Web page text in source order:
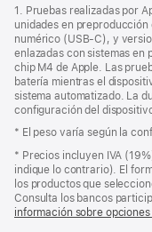
a
pie
de
página
a
pie
de
página
1. Pruebas realizadas por
unidades en
numérico (USB‑C), y
enlazadas con sistemas en
chip M4 de Apple. Las
batería mientras el
sistema automatizado. La
configuración del
* El peso varía según la
Nota
a
pie
de
página
* Precios incluyen IVA
indique lo contrario). El
los productos que
Consulta los bancos
información sobre